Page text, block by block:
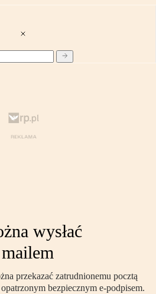
wysłać
przekazać zatrudnionemu pocztą
bezpiecznym e-podpisem.